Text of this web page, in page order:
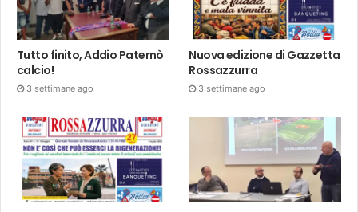
Tutto finito, Addio Paternò
calcio!
3 settimane ago
Nuova edizione di Gazzetta
Rossazzurra
3 settimane ago